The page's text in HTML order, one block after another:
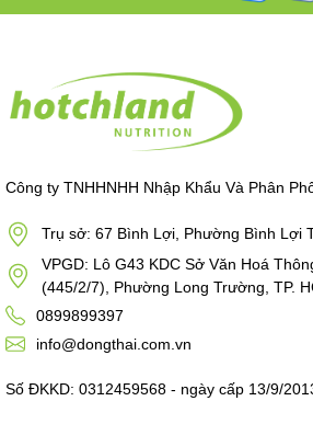
Công ty TNHHNHH Nhập Khẩu Và Phân
Trụ sở: 67 Bình Lợi, Phường Bình Lợi
VPGD: Lô G43 KDC Sở Văn Hoá
(445/2/7), Phường Long Trường, TP.
0899899397
info@dongthai.com.vn
Số ĐKKD: 0312459568 - ngày cấp 13/9/